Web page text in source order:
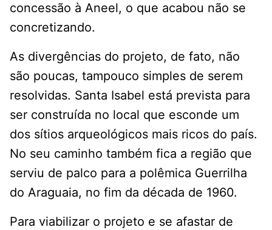
concessão à Aneel, o que acabou não se
concretizando.
As divergências do projeto, de fato, não
são poucas, tampouco simples de serem
resolvidas. Santa Isabel está prevista para
ser construída no local que esconde um
dos sítios arqueológicos mais ricos do país.
No seu caminho também fica a região que
serviu de palco para a polêmica Guerrilha
do Araguaia, no fim da década de 1960.
Para viabilizar o projeto e se afastar de